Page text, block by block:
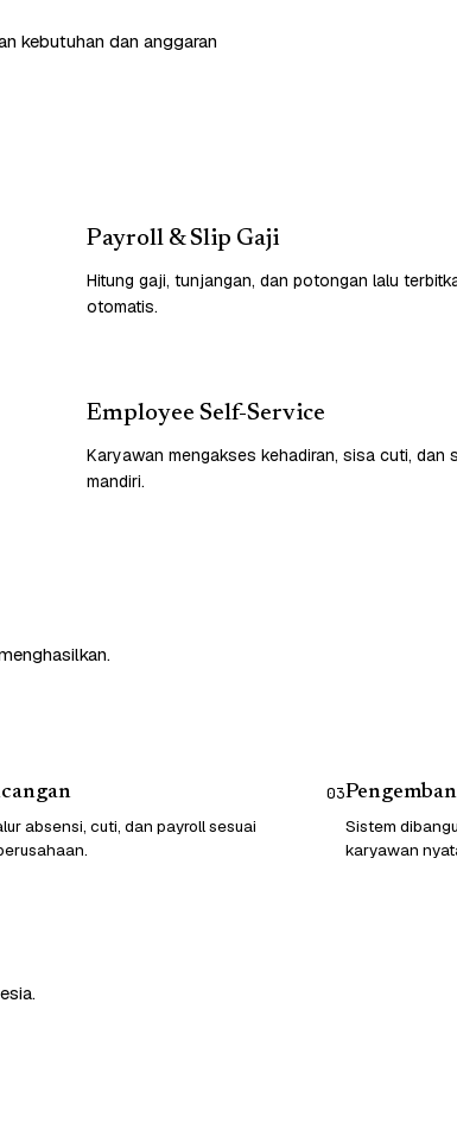
kebutuhan dan anggaran
Payroll & Slip Gaji
Hitung gaji, tunjangan, dan potongan lalu
otomatis.
Employee Self-Service
Karyawan mengakses kehadiran, sisa cuti, dan
mandiri.
absensi, cuti, dan payroll sesuai
03
Sistem
karyawan